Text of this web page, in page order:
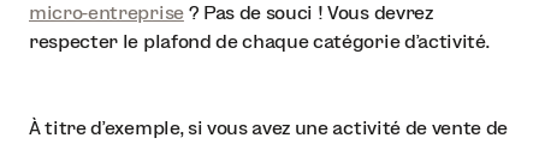
micro-entreprise? Pas de souci ! Vous devrez
respecter le plafond de chaque catégorie d’activité.
À titre d’exemple, si vous avez une activité de vente de